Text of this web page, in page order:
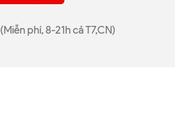
(Miễn phí, 8-21h cả T7,CN)